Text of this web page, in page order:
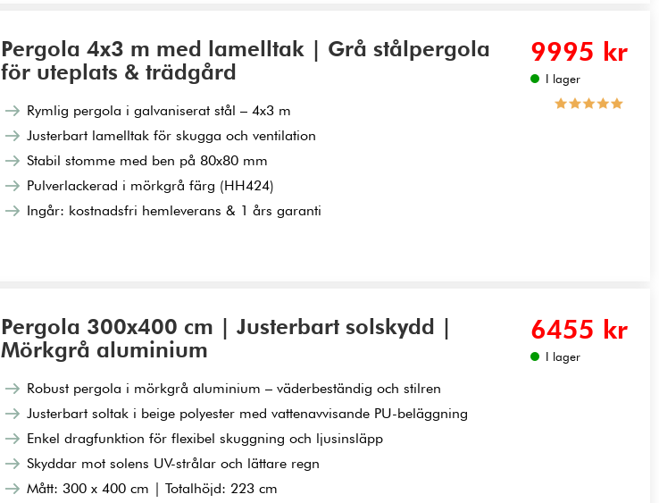
Pergola 4x3 m med lamelltak | Grå stålpergola
för uteplats & trädgård
Rymlig pergola i galvaniserat stål – 4x3 m
Justerbart lamelltak för skugga och ventilation
Stabil stomme med ben på 80x80 mm
Pulverlackerad i mörkgrå färg (HH424)
Ingår: kostnadsfri hemleverans & 1 års garanti
9995 kr
I lager
Pergola 300x400 cm | Justerbart solskydd |
Mörkgrå aluminium
Robust pergola i mörkgrå aluminium – väderbeständig och stilren
Justerbart soltak i beige polyester med vattenavvisande PU-beläggning
Enkel dragfunktion för flexibel skuggning och ljusinsläpp
Skyddar mot solens UV-strålar och lättare regn
Mått: 300 x 400 cm | Totalhöjd: 223 cm
6455 kr
I lager